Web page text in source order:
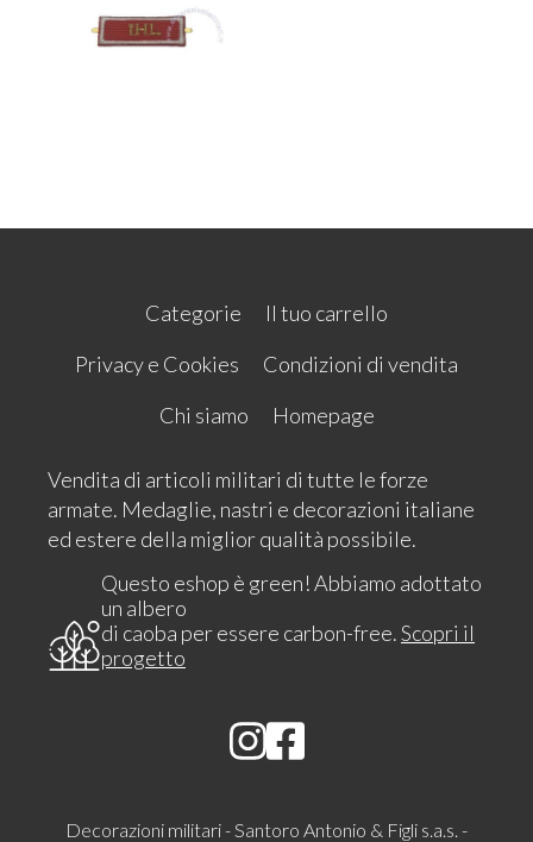
Categorie
Il tuo carrello
Privacy e Cookies
Condizioni di vendita
Chi siamo
Homepage
Vendita di articoli militari di tutte le forze
armate. Medaglie, nastri e decorazioni italiane
ed estere della miglior qualità possibile.
Questo eshop è green! Abbiamo adottato
un albero
di caoba per essere carbon-free.Scopri il
progetto
Decorazioni militari - Santoro Antonio & Figli s.a.s. -